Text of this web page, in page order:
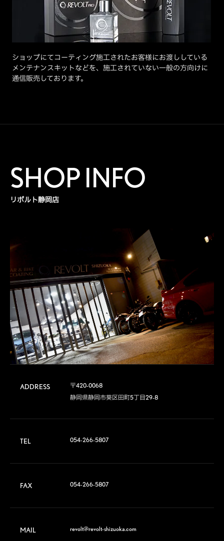
ショップにてコーティング施工されたお客様にお渡ししている
メンテナンスキットなどを、施工されていない一般の方向けに
通信販売しております。
SHOP INFO
リボルト静岡店
ADDRESS
〒420-0068
静岡県静岡市葵区田町5丁目29-8
TEL 054-266-5807
FAX 054-266-5807
MAIL revolt@revolt-shizuoka.com